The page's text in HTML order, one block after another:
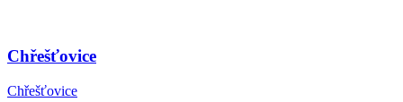
Chřešťovice
Chřešťovice